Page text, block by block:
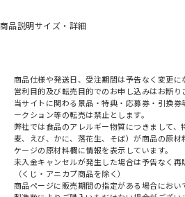
商品説明サイズ・詳細
商品仕様や発送日、受注期間は予告なく変更に
営利目的及び転売目的でのお申し込みはお断り
当サイトに関わる景品・特典・応募券・引換
ークション等の転売は禁止とします。
弊社では食品のアレルギー物質につきまして
麦、えび、かに、落花生、そば）が商品の原
ケージの原材料欄に情報を表示しています。
未入金キャンセルが発生した場合は予告なく再
（くじ・アニカプ商品を除く）
商品ページに販売期間の指定がある場合におい